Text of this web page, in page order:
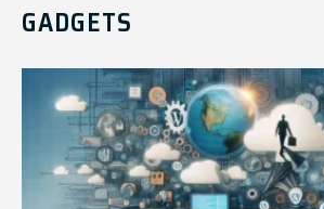
GADGETS